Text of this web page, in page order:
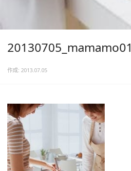
20130705_mamamo01
作成: 2013.07.05